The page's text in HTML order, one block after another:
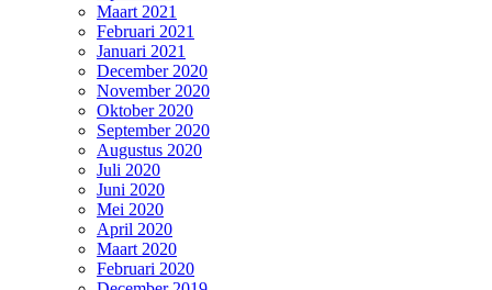
Maart 2021
Februari 2021
Januari 2021
December 2020
November 2020
Oktober 2020
September 2020
Augustus 2020
Juli 2020
Juni 2020
Mei 2020
April 2020
Maart 2020
Februari 2020